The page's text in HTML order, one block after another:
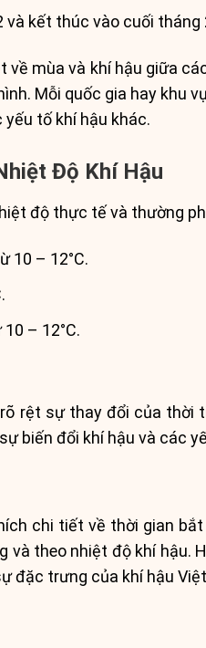
và kết thúc vào cuối tháng
về mùa và khí hậu giữa
Mỗi quốc gia hay khu
tố khí hậu khác.
Độ Khí Hậu
độ thực tế và thường
10 – 12°C.
– 12°C.
rệt sự thay đổi của
biến đổi khí hậu và các
chi tiết về thời gian
và theo nhiệt độ khí hậu.
đặc trưng của khí hậu